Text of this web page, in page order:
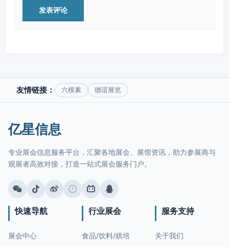
友情链接： 六模素 德谊展览
亿星信息
专业展会信息服务平台，汇聚各地展会、展馆资讯，助力参展商与
观展者高效对接，打造一站式展会服务门户。
快速导航
展会中心
行业展会
食品/饮料/烘培
服务支持
关于我们